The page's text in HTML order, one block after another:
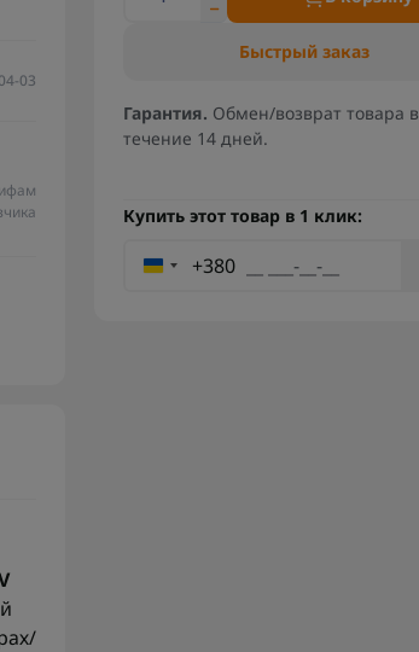
03
Быстрый заказ
Гарантия. Обмен/возврат товара в
течение 14 дней.
Купить этот товар в 1 клик:
+380